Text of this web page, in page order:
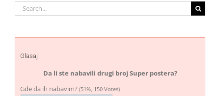
Search
for:
Glasaj
Da li ste nabavili drugi broj Super postera?
Gde da ih nabavim? (51%, 150 Votes)